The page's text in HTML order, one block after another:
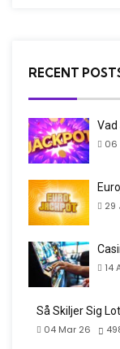
RECENT
Vad
06
29
14
Så Skiljer Sig
04 Mar 26